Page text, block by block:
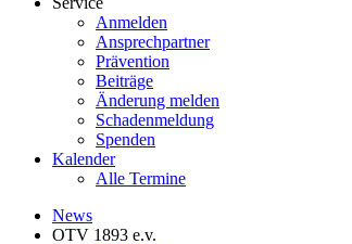
Anmelden
Ansprechpartner
Prävention
Beiträge
Änderung melden
Schadenmeldung
Spenden
Kalender
Alle Termine
News
OTV 1893 e.v.